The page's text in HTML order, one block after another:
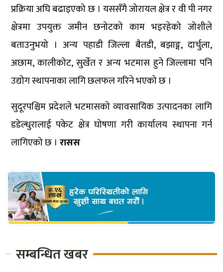
प्रक्रिया अघि बढाइएको छ । यससँगै जोरायल क्षेत्र र वी पी नगर
क्षेत्रमा उपयुक्त जमीन छनोटको काम भइरहेको जोशीले
बताउनुभयो । अन्य पहाडी जिल्ला बैतडी, बझाङ्ग, दार्चुला,
अछाम, कालीकोट, सुर्खेत र अन्य भटमास हुने जिल्लामा पनि
उद्योग स्थापनाका लागि छलफल गरिने भएको छ ।
सुदूरपश्चिम प्रदेशले भटमासको व्यावसायिक उत्पादनका लागि
डडेल्धुरालाई पकेट क्षेत्र घोषणा गरी कार्यालय स्थापना गर्न
लागिएको छ । रासस
सम्बन्धित खबर